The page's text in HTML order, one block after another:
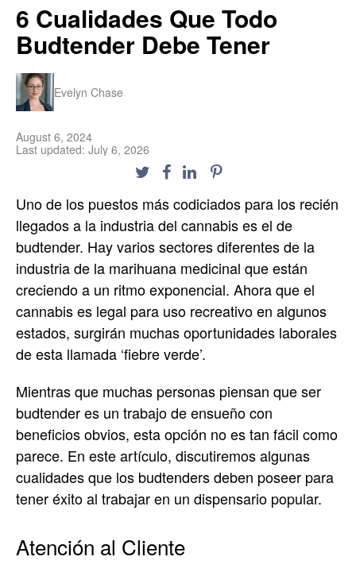
6 Cualidades Que Todo
Budtender Debe Tener
Evelyn Chase
August 6, 2024
Last updated: July 6, 2026
Uno de los puestos más codiciados para los recién
llegados a la industria del cannabis es el de
budtender. Hay varios sectores diferentes de la
industria de la marihuana medicinal que están
creciendo a un ritmo exponencial. Ahora que el
cannabis es legal para uso recreativo en algunos
estados, surgirán muchas oportunidades laborales
de esta llamada ‘fiebre verde’.
Mientras que muchas personas piensan que ser
budtender es un trabajo de ensueño con
beneficios obvios, esta opción no es tan fácil como
parece. En este artículo, discutiremos algunas
cualidades que los budtenders deben poseer para
tener éxito al trabajar en un dispensario popular.
Atención al Cliente